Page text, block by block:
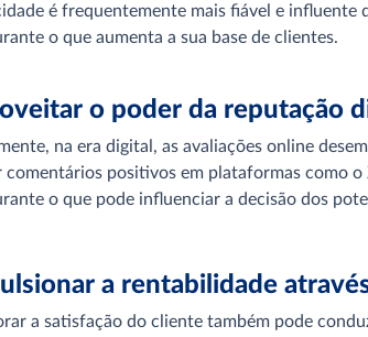
é frequentemente mais fiável e
o que aumenta a sua base de clientes.
o poder da reputação
na era digital, as avaliações online
comentários positivos em plataformas como
o que pode influenciar a decisão dos
a rentabilidade
a satisfação do cliente também pode